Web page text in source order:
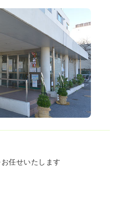
着率の高い病院です♪≫
い、地域密着型の救急病院
！
JR船橋駅から徒歩約20分
レジャーを楽しめる施設が
BAYやオートレース場、競
ィズニーランドまでも40分
っており、気持ち良く仕事
任せいたします